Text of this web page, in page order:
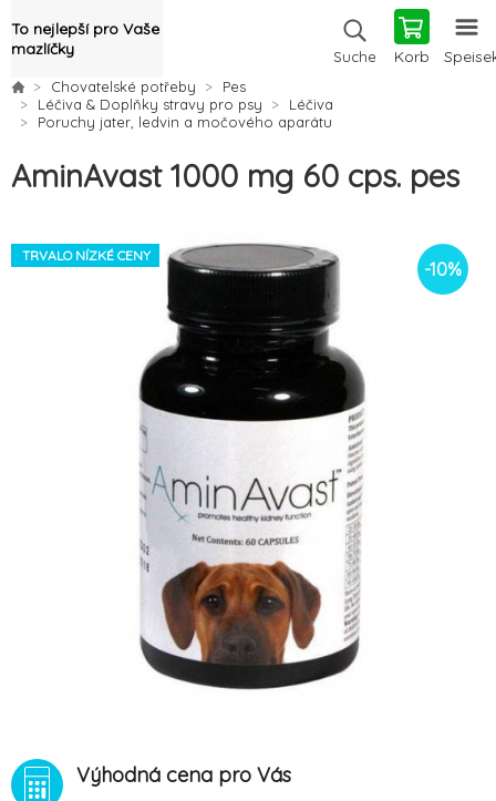
To nejlepší pro Vaše
mazlíčky
Suche Korb
Chovatelské potřeby
Pes
Léčiva & Doplňky stravy pro psy
Léčiva
Poruchy jater, ledvin a močového aparátu
AminAvast 1000 mg 60 cps. pes
TRVALO NÍZKÉ CENY
-10%
Výhodná cena pro Vás